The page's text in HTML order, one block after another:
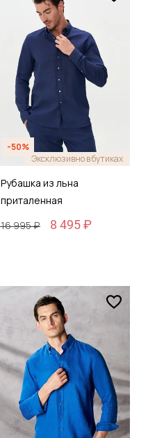
-50%
Эксклюзивно в бутиках
Рубашка из льна
приталенная
16 995 ₽
8 495 ₽